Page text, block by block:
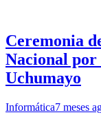
Ceremonia
Nacional por
Uchumayo
Informática7 meses